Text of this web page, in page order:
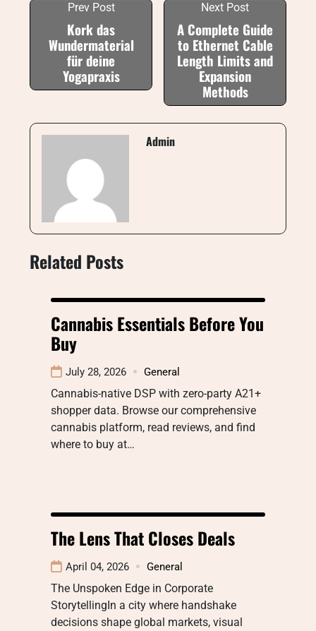
Prev Post
Kork das
Wundermaterial
für deine
Yogapraxis
Next Post
A Complete Guide
to Ethernet Cable
Length Limits and
Expansion
Methods
Admin
Related Posts
Cannabis Essentials Before You
Buy
July 28, 2026 General
Cannabis-native DSP with zero-party A21+
shopper data. Browse our comprehensive
cannabis platform, read reviews, and find
where to buy at…
The Lens That Closes Deals
April 04, 2026 General
The Unspoken Edge in Corporate
StorytellingIn a city where handshake
decisions shape global markets, visual